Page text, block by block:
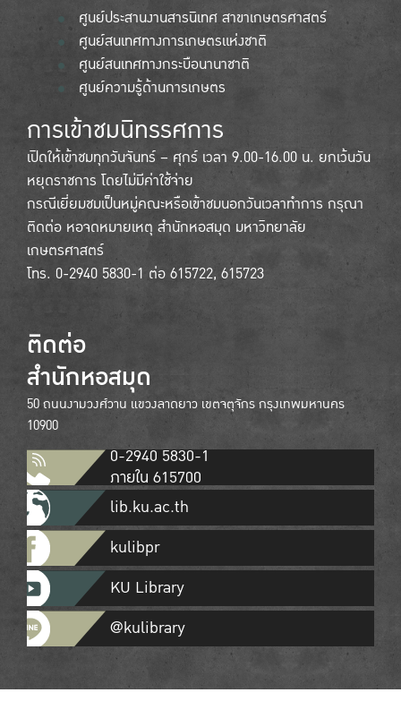
ศูนย์ประสานงานสารนิเทศ สาขาเกษตรศาสตร์
ศูนย์สนเทศทางการเกษตรแห่งชาติ
ศูนย์สนเทศทางกระบือนานาชาติ
ศูนย์ความรู้ด้านการเกษตร
การเข้าชมนิทรรศการ
เปิดให้เข้าชมทุกวันจันทร์ – ศุกร์ เวลา 9.00-16.00 น. ยกเว้นวัน
หยุดราชการ โดยไม่มีค่าใช้จ่าย
กรณีเยี่ยมชมเป็นหมู่คณะหรือเข้าชมนอกวันเวลาทำการ กรุณา
ติดต่อ หอจดหมายเหตุ สำนักหอสมุด มหาวิทยาลัย
เกษตรศาสตร์
โทร. 0-2940 5830-1 ต่อ 615722, 615723
ติดต่อ
สำนักหอสมุด
50 ถนนงามวงศ์วาน แขวงลาดยาว เขตจตุจักร กรุงเทพมหานคร
10900
0-2940 5830-1
ภายใน 615700
lib.ku.ac.th
kulibpr
KU Library
@kulibrary